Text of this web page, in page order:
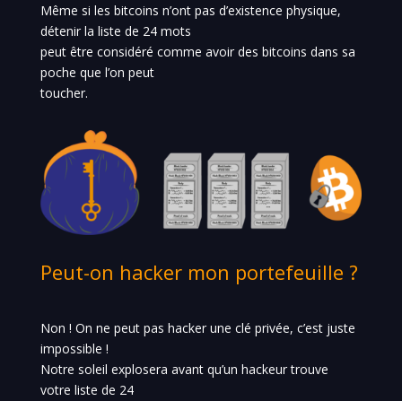
Même si les bitcoins n’ont pas d’existence physique,
détenir la liste de 24 mots
peut être considéré comme avoir des bitcoins dans sa
poche que l’on peut
toucher.
Peut-on hacker mon portefeuille ?
Non ! On ne peut pas hacker une clé privée, c’est juste
impossible !
Notre soleil explosera avant qu’un hackeur trouve
votre liste de 24